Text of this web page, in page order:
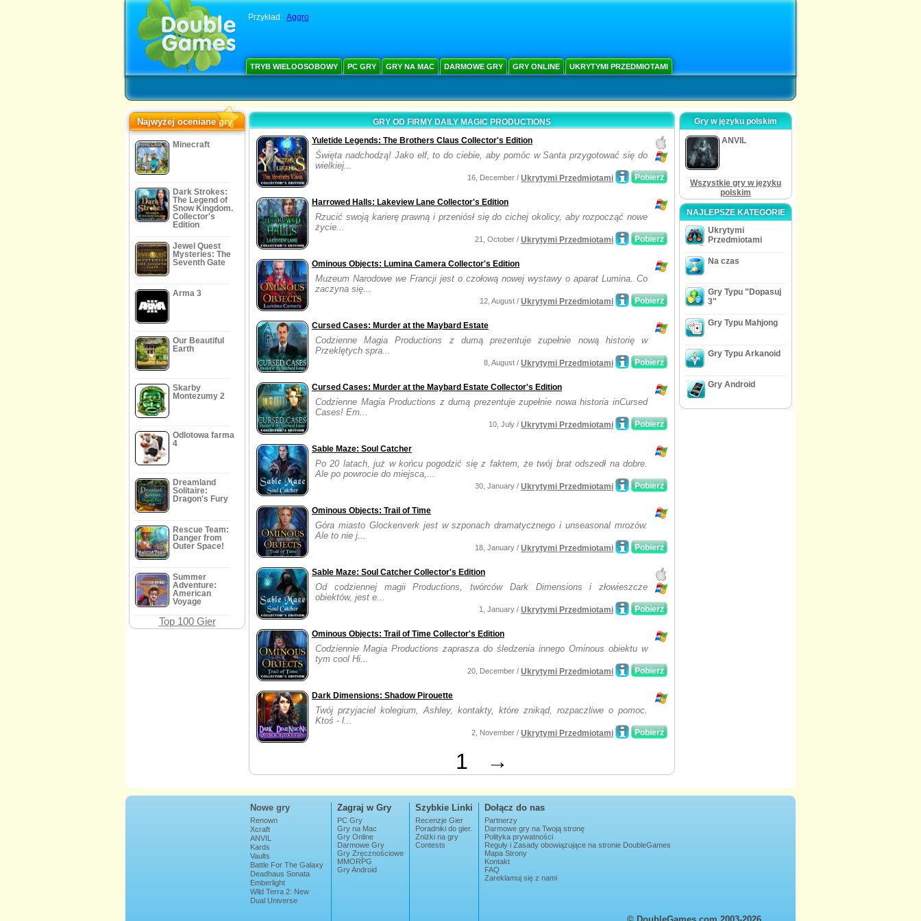
Przykład: Aggro
TRYB WIELOOSOBOWY PC GRY GRY NA MAC DARMOWE GRY GRY ONLINE UKRYTYMI PRZEDMIOTAMI
Najwyżej oceniane gry
Minecraft
Dark Strokes:
The Legend of
Snow Kingdom.
Collector's
Edition
Jewel Quest
Mysteries: The
Seventh Gate
Arma 3
Our Beautiful
Earth
Skarby
Montezumy 2
Odlotowa farma
4
Dreamland
Solitaire:
Dragon's Fury
Rescue Team:
Danger from
Outer Space!
Summer
Adventure:
American
Voyage
Top 100 Gier
GRY OD FIRMY DAILY MAGIC PRODUCTIONS
Yuletide Legends: The Brothers Claus Collector's Edition
Święta nadchodzą! Jako elf, to do ciebie, aby pomóc w Santa przygotować się do
wielkiej...
Pobierz
16, December / Ukrytymi Przedmiotami
Harrowed Halls: Lakeview Lane Collector's Edition
Rzucić swoją karierę prawną i przeniósł się do cichej okolicy, aby rozpocząć nowe
życie...
Pobierz
21, October / Ukrytymi Przedmiotami
Ominous Objects: Lumina Camera Collector's Edition
Muzeum Narodowe we Francji jest o czołową nowej wystawy o aparat Lumina. Co
zaczyna się...
Pobierz
12, August / Ukrytymi Przedmiotami
Cursed Cases: Murder at the Maybard Estate
Codzienne Magia Productions z dumą prezentuje zupełnie nową historię w
Przeklętych spra...
Pobierz
8, August / Ukrytymi Przedmiotami
Cursed Cases: Murder at the Maybard Estate Collector's Edition
Codzienne Magia Productions z dumą prezentuje zupełnie nowa historia inCursed
Cases! Em...
Pobierz
10, July / Ukrytymi Przedmiotami
Sable Maze: Soul Catcher
Po 20 latach, już w końcu pogodzić się z faktem, że twój brat odszedł na dobre.
Ale po powrocie do miejsca,...
Pobierz
30, January / Ukrytymi Przedmiotami
Ominous Objects: Trail of Time
Góra miasto Glockenverk jest w szponach dramatycznego i unseasonal mrozów.
Ale to nie j...
Pobierz
18, January / Ukrytymi Przedmiotami
Sable Maze: Soul Catcher Collector's Edition
Od codziennej magii Productions, twórców Dark Dimensions i złowieszcze
obiektów, jest e...
Pobierz
1, January / Ukrytymi Przedmiotami
Ominous Objects: Trail of Time Collector's Edition
Codziennie Magia Productions zaprasza do śledzenia innego Ominous obiektu w
tym cool Hi...
Pobierz
20, December / Ukrytymi Przedmiotami
Dark Dimensions: Shadow Pirouette
Twój przyjaciel kolegium, Ashley, kontakty, które znikąd, rozpaczliwe o pomoc.
Ktoś - l...
Pobierz
2, November / Ukrytymi Przedmiotami
1 →
Gry w języku polskim
ANVIL
Wszystkie gry w języku
polskim
NAJLEPSZE KATEGORIE
Ukrytymi
Przedmiotami
Na czas
Gry Typu "Dopasuj
3"
Gry Typu Mahjong
Gry Typu Arkanoid
Gry Android
Nowe gry
Renown
Xcraft
ANVIL
Kards
Vaults
Battle For The Galaxy
Deadhaus Sonata
Emberlight
Wild Terra 2: New
Lands
Dual Universe
Zagraj w Gry
PC Gry
Gry na Mac
Gry Online
Darmowe Gry
Gry Zręcznościowe
MMORPG
Gry Android
Szybkie Linki
Recenzje Gier
Poradniki do gier.
Zniżki na gry
Contests
Dołącz do nas
Partnerzy
Darmowe gry na Twoją stronę
Polityka prywatności
Reguły i Zasady obowiązujące na stronie DoubleGames
Mapa Strony
Kontakt
FAQ
Zareklamuj się z nami